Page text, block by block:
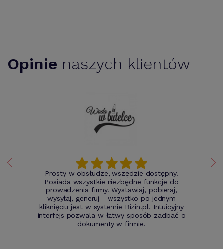
Opinie naszych klientów
Prosty w obsłudze, wszędzie dostępny.
Posiada wszystkie niezbędne funkcje do
prowadzenia firmy. Wystawiaj, pobieraj,
wysyłaj, generuj - wszystko po jednym
kliknięciu jest w systemie Bizin.pl. Intuicyjny
interfejs pozwala w łatwy sposób zadbać o
dokumenty w firmie.